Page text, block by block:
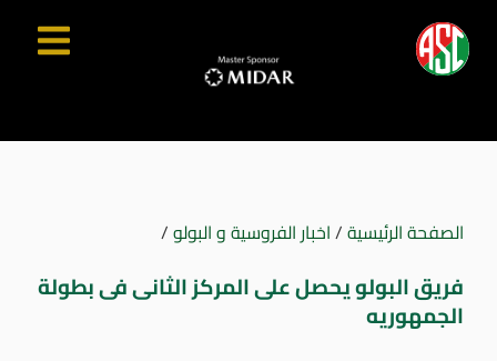
الصفحة الرئيسية/اخبار الفروسية و البولو/
فريق البولو يحصل على المركز الثانى فى بطولة
الجمهوريه